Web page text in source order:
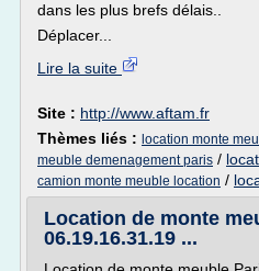
dans les plus brefs délais..
Déplacer...
Lire la suite
Site : http://www.aftam.fr
Thèmes liés : location monte
meuble demenagement paris /
camion monte meuble location /
Location de monte
06.19.16.31.19 ...